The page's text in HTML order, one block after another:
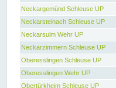
Neckargemünd Schleuse UP
Neckarsteinach Schleuse UP
Neckarsulm Wehr UP
Neckarzimmern Schleuse UP
Oberesslingen Schleuse UP
Oberesslingen Wehr UP
Obertürkheim Schleuse UP